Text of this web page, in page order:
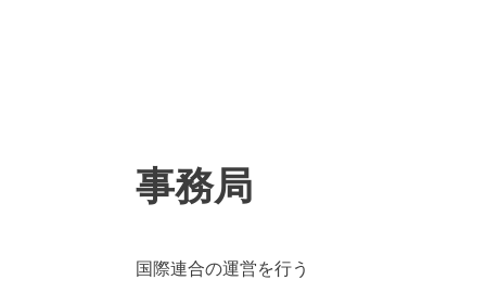
事務局
国際連合の運営を行う